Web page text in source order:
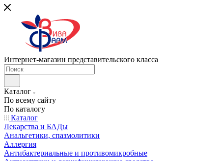
Интернет-магазин представительского класса
Каталог
По всему сайту
По каталогу
Каталог
Лекарства и БАДы
Анальгетики, спазмолитики
Аллергия
Антибактериальные и противомикробные